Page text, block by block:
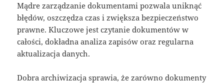
Mądre zarządzanie dokumentami pozwala uniknąć
błędów, oszczędza czas i zwiększa bezpieczeństwo
prawne. Kluczowe jest czytanie dokumentów w
całości, dokładna analiza zapisów oraz regularna
aktualizacja danych.
Dobra archiwizacja sprawia, że zarówno dokumenty